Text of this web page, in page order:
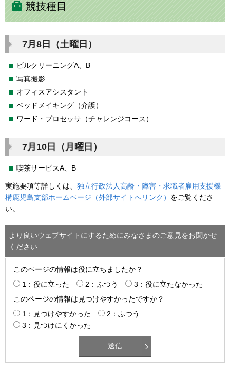
競技種目
7月8日（土曜日）
ビルクリーニングA、B
写真撮影
オフィスアシスタント
ベッドメイキング（介護）
ワード・プロセッサ（チャレンジコース）
7月10日（月曜日）
喫茶サービスA、B
実施要項等詳しくは、 独立行政法人高齢・障害・求職者雇用支援機
構鹿児島支部ホームページ（外部サイトへリンク） をご覧くださ
い。
より良いウェブサイトにするためにみなさまのご意見をお聞かせ
ください
このページの情報は役に立ちましたか？
1：役に立った
2：ふつう
3：役に立たなかった
このページの情報は見つけやすかったですか？
1：見つけやすかった
2：ふつう
3：見つけにくかった